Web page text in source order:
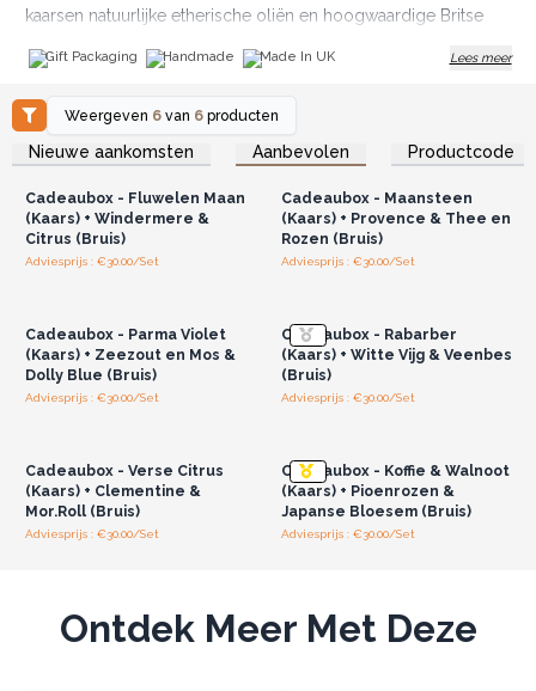
kaarsen natuurlijke etherische oliën en hoogwaardige Britse
Over de BruisballenMet de hand gemaakt in kleine batches in
Geven een vleugje kleur aan uw bad met gekleurde
zouten.
voeden.
Laten uw huid zijdezacht aanvoelen en heerlijk ruiken!
Let op:De bruisballen zijn verpakt in krimpfolie, waardoor het
Maak de ervaring van uw klanten onvergetelijk met
Agnes+Cat!
Gift Packaging Handmade Made In UK Lees meer
Weergeven 6 van 6 producten
Nieuwe aankomsten Aanbevolen Productcode
Log in of registreer u voor
groothandelsprijzen.
Cadeaubox - Fluwelen Maan
(Kaars) + Windermere &
Citrus (Bruis)
Adviesprijs : €30.00/Set
Log in of registreer u voor
groothandelsprijzen.
Cadeaubox - Maansteen
(Kaars) + Provence & Thee en
Rozen (Bruis)
Adviesprijs : €30.00/Set
Cadeaubox - Parma Violet
(Kaars) + Zeezout en Mos &
Dolly Blue (Bruis)
Adviesprijs : €30.00/Set
Cadeaubox - Rabarber
(Kaars) + Witte Vijg & Veenbes
(Bruis)
Adviesprijs : €30.00/Set
Cadeaubox - Verse Citrus
(Kaars) + Clementine &
Mor.Roll (Bruis)
Adviesprijs : €30.00/Set
Cadeaubox - Koffie & Walnoot
(Kaars) + Pioenrozen &
Japanse Bloesem (Bruis)
Adviesprijs : €30.00/Set
Ontdek Meer Met Deze